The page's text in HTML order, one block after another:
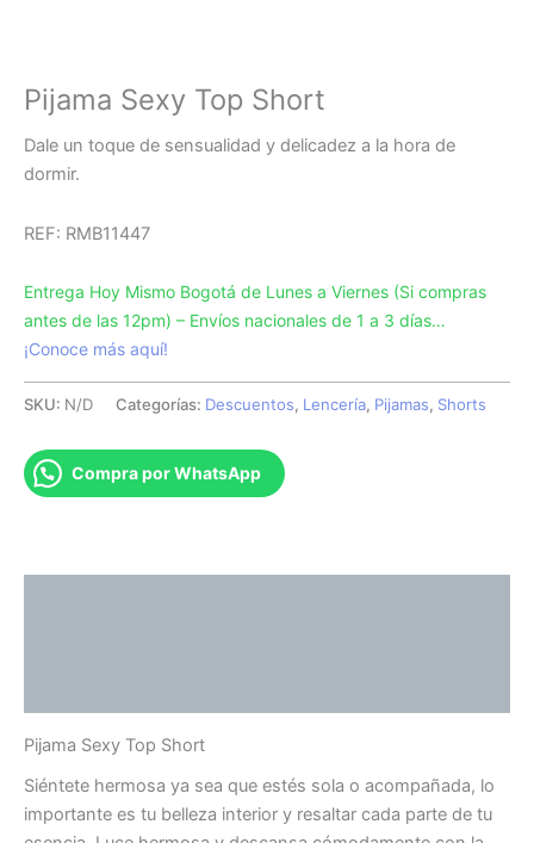
Pijama Sexy Top Short
Dale un toque de sensualidad y delicadez a la hora de
dormir.
REF: RMB11447
Entrega Hoy Mismo Bogotá de Lunes a Viernes (Si compras
antes de las 12pm) – Envíos nacionales de 1 a 3 días…
¡Conoce más aquí!
SKU: N/D Categorías: Descuentos, Lencería, Pijamas, Shorts
Compra por WhatsApp
Pijama Sexy Top Short
Siéntete hermosa ya sea que estés sola o acompañada, lo
importante es tu belleza interior y resaltar cada parte de tu